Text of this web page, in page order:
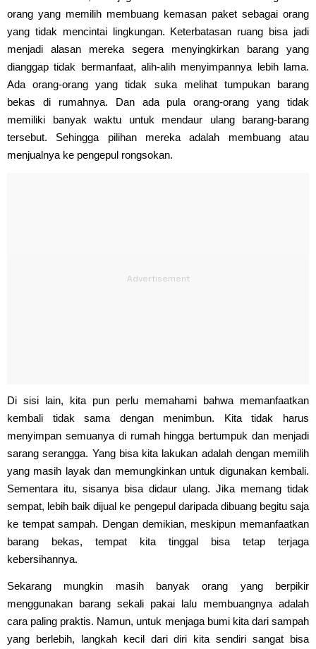
orang yang memilih membuang kemasan paket sebagai orang
yang tidak mencintai lingkungan. Keterbatasan ruang bisa jadi
menjadi alasan mereka segera menyingkirkan barang yang
dianggap tidak bermanfaat, alih-alih menyimpannya lebih lama.
Ada orang-orang yang tidak suka melihat tumpukan barang
bekas di rumahnya. Dan ada pula orang-orang yang tidak
memiliki banyak waktu untuk mendaur ulang barang-barang
tersebut. Sehingga pilihan mereka adalah membuang atau
menjualnya ke pengepul rongsokan.
Di sisi lain, kita pun perlu memahami bahwa memanfaatkan
kembali tidak sama dengan menimbun. Kita tidak harus
menyimpan semuanya di rumah hingga bertumpuk dan menjadi
sarang serangga. Yang bisa kita lakukan adalah dengan memilih
yang masih layak dan memungkinkan untuk digunakan kembali.
Sementara itu, sisanya bisa didaur ulang. Jika memang tidak
sempat, lebih baik dijual ke pengepul daripada dibuang begitu saja
ke tempat sampah. Dengan demikian, meskipun memanfaatkan
barang bekas, tempat kita tinggal bisa tetap terjaga
kebersihannya.
Sekarang mungkin masih banyak orang yang berpikir
menggunakan barang sekali pakai lalu membuangnya adalah
cara paling praktis. Namun, untuk menjaga bumi kita dari sampah
yang berlebih, langkah kecil dari diri kita sendiri sangat bisa